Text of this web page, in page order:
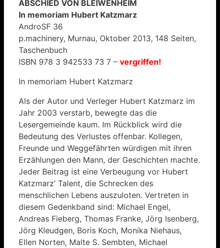
ABSCHIED VON BLEIWENHEIM
In memoriam Hubert Katzmarz
AndroSF 36
p.machinery, Murnau, Oktober 2013, 148 Seiten,
Taschenbuch
ISBN 978 3 942533 73 7 – vergriffen!
In memoriam Hubert Katzmarz
Als der Autor und Verleger Hubert Katzmarz im
Jahr 2003 verstarb, bewegte das die
Lesergemeinde kaum. Im Rückblick wird die
Bedeutung des Verlustes offenbar. Kollegen,
Freunde und Weggefährten würdigen mit ihren
Erzählungen den Mann, der Geschichten machte.
Jeder Beitrag ist eine Verbeugung vor Hubert
Katzmarz’ Talent, die Schrecken des
menschlichen Lebens auszuloten. Vertreten in
diesem Gedenkband sind: Michael Engel,
Andreas Fieberg, Thomas Franke, Jörg Isenberg,
Jörg Kleudgen, Boris Koch, Monika Niehaus,
Ellen Norten, Malte S. Sembten, Michael